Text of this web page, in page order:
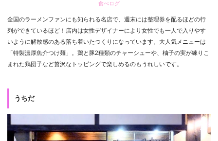
食べログ
全国のラーメンファンにも知られる名店で、週末には整理券を配るほどの行
列ができているほど！店内は女性デザイナーにより女性でも一人で入りやす
いように解放感のある落ち着いたつくりになっています。大人気メニューは
「特製濃厚魚介つけ麺」。鶏と豚2種類のチャーシューや、柚子の実が練りこ
まれた鶏団子など贅沢なトッピングで楽しめるのもうれしいです。
うちだ